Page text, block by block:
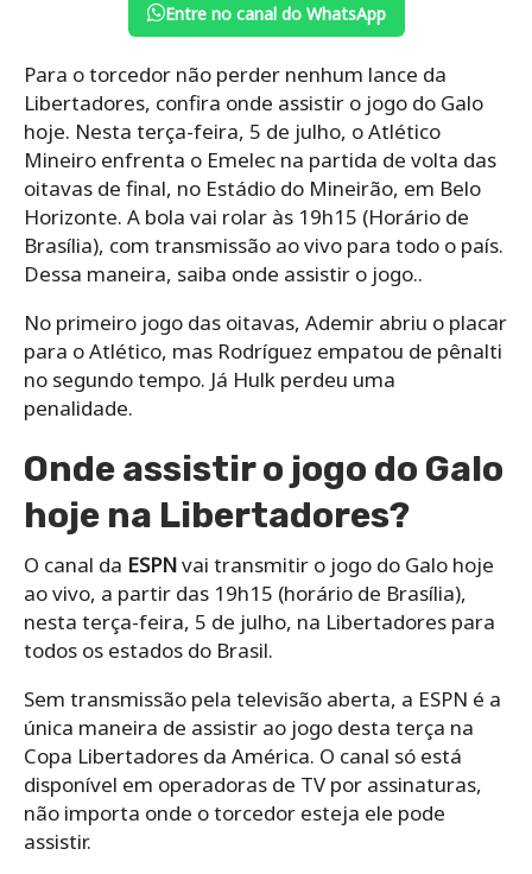
Entre no canal do WhatsApp
Para o torcedor não perder nenhum lance da
Libertadores, confira onde assistir o jogo do Galo
hoje. Nesta terça-feira, 5 de julho, o Atlético
Mineiro enfrenta o Emelec na partida de volta das
oitavas de final, no Estádio do Mineirão, em Belo
Horizonte. A bola vai rolar às 19h15 (Horário de
Brasília), com transmissão ao vivo para todo o país.
Dessa maneira, saiba onde assistir o jogo..
No primeiro jogo das oitavas, Ademir abriu o placar
para o Atlético, mas Rodríguez empatou de pênalti
no segundo tempo. Já Hulk perdeu uma
penalidade.
Onde assistir o jogo do Galo
hoje na Libertadores?
O canal da ESPNvai transmitir o jogo do Galo hoje
ao vivo, a partir das 19h15 (horário de Brasília),
nesta terça-feira, 5 de julho, na Libertadores para
todos os estados do Brasil.
Sem transmissão pela televisão aberta, a ESPN é a
única maneira de assistir ao jogo desta terça na
Copa Libertadores da América. O canal só está
disponível em operadoras de TV por assinaturas,
não importa onde o torcedor esteja ele pode
assistir.